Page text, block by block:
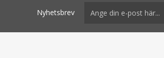
Nyhetsbrev